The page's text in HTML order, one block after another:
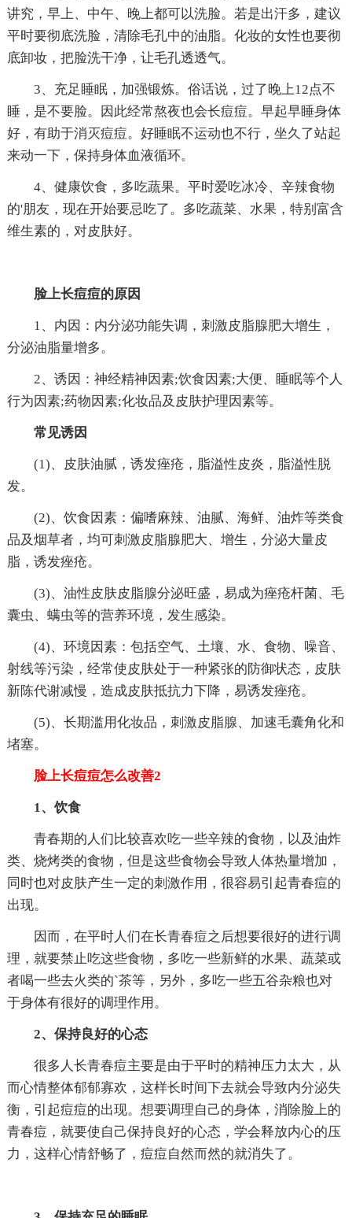
讲究，早上、中午、晚上都可以洗脸。若是出汗多，建议
平时要彻底洗脸，清除毛孔中的油脂。化妆的女性也要彻
底卸妆，把脸洗干净，让毛孔透透气。
3、充足睡眠，加强锻炼。俗话说，过了晚上12点不
睡，是不要脸。因此经常熬夜也会长痘痘。早起早睡身体
好，有助于消灭痘痘。好睡眠不运动也不行，坐久了站起
来动一下，保持身体血液循环。
4、健康饮食，多吃蔬果。平时爱吃冰冷、辛辣食物
的'朋友，现在开始要忌吃了。多吃蔬菜、水果，特别富含
维生素的，对皮肤好。
脸上长痘痘的原因
1、内因：内分泌功能失调，刺激皮脂腺肥大增生，
分泌油脂量增多。
2、诱因：神经精神因素;饮食因素;大便、睡眠等个人
行为因素;药物因素;化妆品及皮肤护理因素等。
常见诱因
(1)、皮肤油腻，诱发痤疮，脂溢性皮炎，脂溢性脱
发。
(2)、饮食因素：偏嗜麻辣、油腻、海鲜、油炸等类食
品及烟草者，均可刺激皮脂腺肥大、增生，分泌大量皮
脂，诱发痤疮。
(3)、油性皮肤皮脂腺分泌旺盛，易成为痤疮杆菌、毛
囊虫、螨虫等的营养环境，发生感染。
(4)、环境因素：包括空气、土壤、水、食物、噪音、
射线等污染，经常使皮肤处于一种紧张的防御状态，皮肤
新陈代谢减慢，造成皮肤抵抗力下降，易诱发痤疮。
(5)、长期滥用化妆品，刺激皮脂腺、加速毛囊角化和
堵塞。
脸上长痘痘怎么改善2
1、饮食
青春期的人们比较喜欢吃一些辛辣的食物，以及油炸
类、烧烤类的食物，但是这些食物会导致人体热量增加，
同时也对皮肤产生一定的刺激作用，很容易引起青春痘的
出现。
因而，在平时人们在长青春痘之后想要很好的进行调
理，就要禁止吃这些食物，多吃一些新鲜的水果、蔬菜或
者喝一些去火类的`茶等，另外，多吃一些五谷杂粮也对
于身体有很好的调理作用。
2、保持良好的心态
很多人长青春痘主要是由于平时的精神压力太大，从
而心情整体郁郁寡欢，这样长时间下去就会导致内分泌失
衡，引起痘痘的出现。想要调理自己的身体，消除脸上的
青春痘，就要使自己保持良好的心态，学会释放内心的压
力，这样心情舒畅了，痘痘自然而然的就消失了。